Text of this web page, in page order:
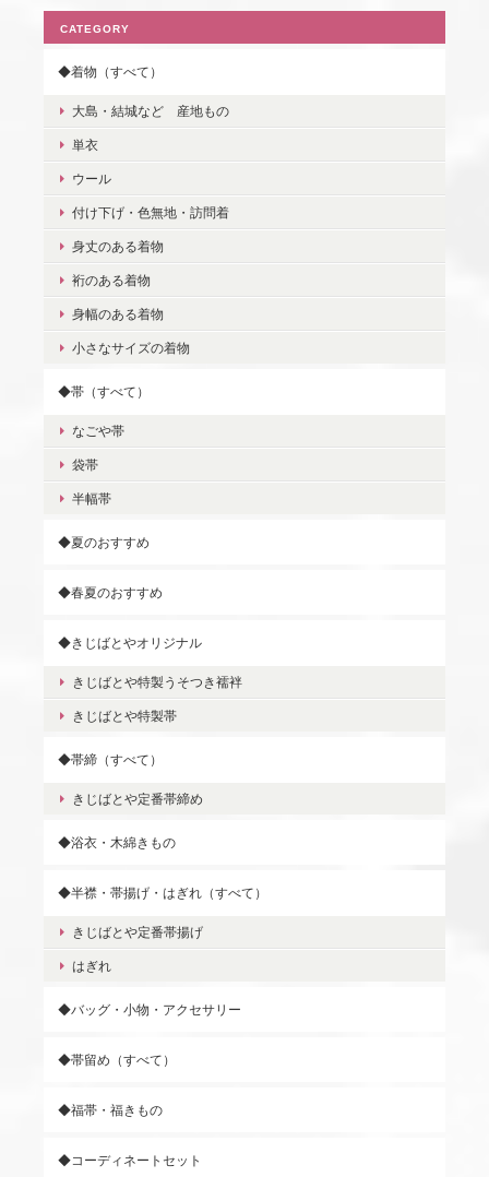
CATEGORY
◆着物（すべて）
大島・結城など 産地もの
単衣
ウール
付け下げ・色無地・訪問着
身丈のある着物
裄のある着物
身幅のある着物
小さなサイズの着物
◆帯（すべて）
なごや帯
袋帯
半幅帯
◆夏のおすすめ
◆春夏のおすすめ
◆きじばとやオリジナル
きじばとや特製うそつき襦袢
きじばとや特製帯
◆帯締（すべて）
きじばとや定番帯締め
◆浴衣・木綿きもの
◆半襟・帯揚げ・はぎれ（すべて）
きじばとや定番帯揚げ
はぎれ
◆バッグ・小物・アクセサリー
◆帯留め（すべて）
◆福帯・福きもの
◆コーディネートセット